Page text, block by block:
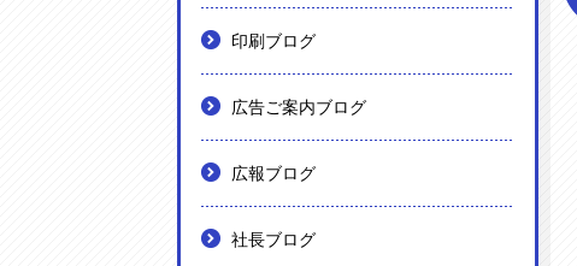
印刷ブログ
広告ご案内ブログ
広報ブログ
社長ブログ